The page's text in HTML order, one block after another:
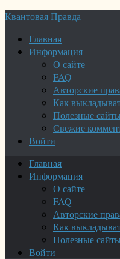
Квантовая Правда
Главная
Информация
О сайте
FAQ
Авторские
Как
Полезные сайты
Свежие
Войти
Главная
Информация
О сайте
FAQ
Авторские
Как
Полезные сайты
Войти